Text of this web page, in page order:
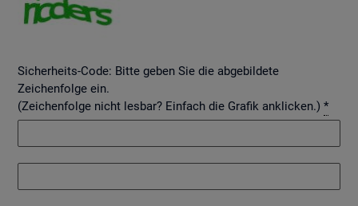
Sicherheits-Code: Bitte geben Sie die abgebildete
Zeichenfolge ein.
(Zeichenfolge nicht lesbar? Einfach die Grafik anklicken.) *